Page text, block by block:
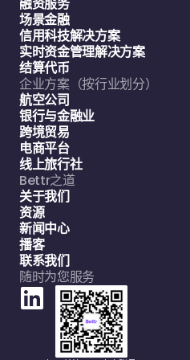
场景金融
信用科技解决方案
实时资金管理解决方案
结算代币
企业方案（按行业划分）
航空公司
银行与金融业
跨境贸易
电商平台
线上旅行社
Bettr之道
关于我们
资源
新闻中心
播客
联系我们
随时为您服务